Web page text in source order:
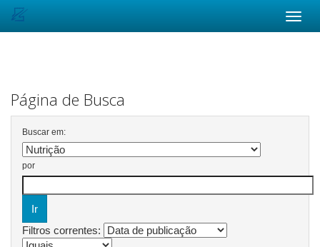
Página de Busca
Buscar em:
por
Filtros correntes: